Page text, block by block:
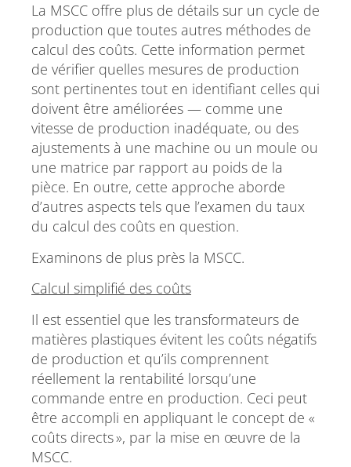
La MSCC offre plus de détails sur un cycle de
production que toutes autres méthodes de
calcul des coûts. Cette information permet
de vérifier quelles mesures de production
sont pertinentes tout en identifiant celles qui
doivent être améliorées — comme une
vitesse de production inadéquate, ou des
ajustements à une machine ou un moule ou
une matrice par rapport au poids de la
pièce. En outre, cette approche aborde
d’autres aspects tels que l’examen du taux
du calcul des coûts en question.
Examinons de plus près la MSCC.
Calcul simplifié des coûts
Il est essentiel que les transformateurs de
matières plastiques évitent les coûts négatifs
de production et qu’ils comprennent
réellement la rentabilité lorsqu’une
commande entre en production. Ceci peut
être accompli en appliquant le concept de «
coûts directs », par la mise en œuvre de la
MSCC.